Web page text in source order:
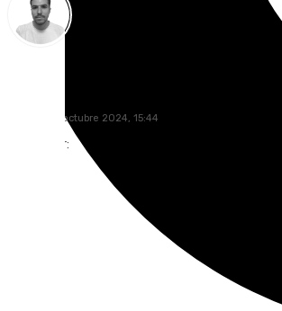
viernes, 18 octubre 2024, 15:44
Compartir: